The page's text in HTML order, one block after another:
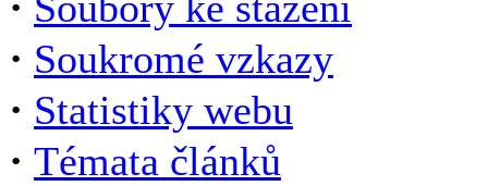
· Soukromé vzkazy
· Statistiky webu
· Témata článků